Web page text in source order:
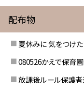
配布物
夏休みに 気をつけ
080526かえで保育
放課後ルール保護